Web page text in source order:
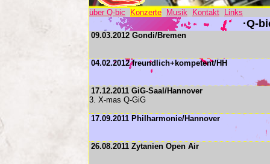
über Q-bic Konzerte Musik Kontakt Links
·Q-
09.03.2012 Gondi/Bremen
04.02.2012 freundlich+kompetent/HH
17.12.2011 GiG-Saal/Hannover
3. X-mas Q-GiG
17.09.2011 Philharmonie/Hannover
26.08.2011 Zytanien Open Air